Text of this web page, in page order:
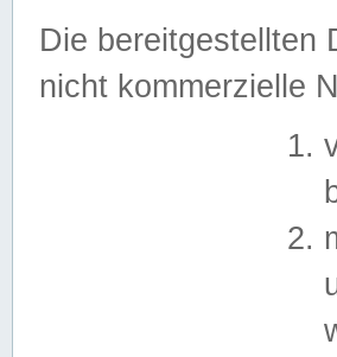
Die bereitgestellten
nicht kommerzielle